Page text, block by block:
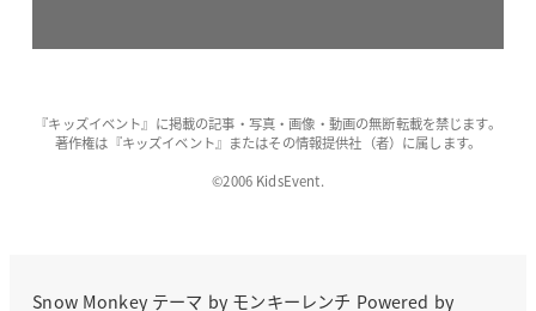
『キッズイベント』に掲載の記事・写真・画像・動画の無断転載を禁じます。
著作権は『キッズイベント』またはその情報提供社（者）に属します。
©2006 KidsEvent.
Snow Monkeyテーマ by モンキーレンチ Powered by